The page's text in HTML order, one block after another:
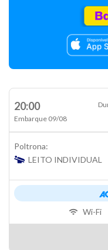
20:00
Embarque 09/08
Poltrona:
LEITO INDIVIDUAL
Wi-Fi